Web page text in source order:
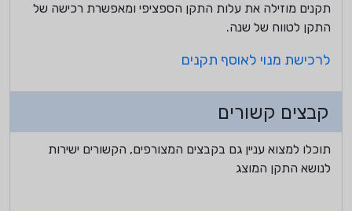
תקנים מוזילה את עלות התקן הספציפי ומאפשרת רכישה של
התקן לטווח של שנה.
לרכישת מנוי לאוסף תקנים
קבצים קשורים
תוכלו למצוא עניין גם בקבצים המצורפים, הקשורים ישירות
לנושא התקן המוצג